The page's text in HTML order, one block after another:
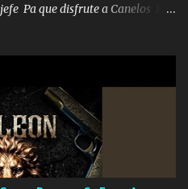
Pa que disfrute a Canelos Es
platica de grandes por eso hay
para atender los deberes
de confianza tengo gente
Pariente 7 arreglan
que ordené NOS HACE
ERA EL 24 SIEMPRE FUE UN